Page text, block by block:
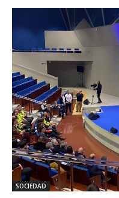
SOCIEDAD